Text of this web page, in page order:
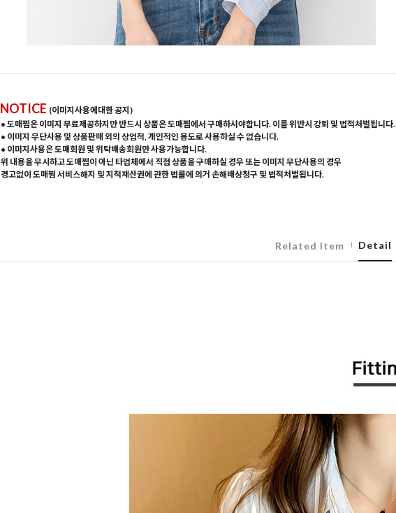
NOTICE (이미지사용에대한 공지)
• 도매찜은 이미지 무료제공하지만 반드시 상품은 도매찜에서 구매하셔야합니다. 이를 위반시 강퇴 및 법적처벌됩니다.
• 이미지 무단사용 및 상품판매 외의 상업적, 개인적인 용도로 사용하실 수 없습니다.
• 이미지사용은 도매회원 및 위탁배송회원만 사용가능합니다.
위 내용을 무시하고 도매찜이 아닌 타업체에서 직접 상품을 구매하실 경우 또는 이미지 무단사용의 경우
경고없이 도매찜 서비스해지 및 지적재산권에 관한 법률에 의거 손해배상청구 및 법적처벌됩니다.
Related Item Detail